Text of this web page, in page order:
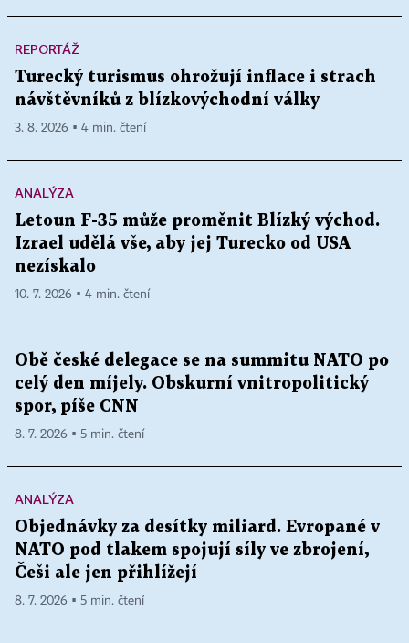
REPORTÁŽ
Turecký turismus ohrožují inflace i strach
návštěvníků z blízkovýchodní války
3. 8. 2026 ▪ 4 min. čtení
ANALÝZA
Letoun F-35 může proměnit Blízký východ.
Izrael udělá vše, aby jej Turecko od USA
nezískalo
10. 7. 2026 ▪ 4 min. čtení
Obě české delegace se na summitu NATO po
celý den míjely. Obskurní vnitropolitický
spor, píše CNN
8. 7. 2026 ▪ 5 min. čtení
ANALÝZA
Objednávky za desítky miliard. Evropané v
NATO pod tlakem spojují síly ve zbrojení,
Češi ale jen přihlížejí
8. 7. 2026 ▪ 5 min. čtení